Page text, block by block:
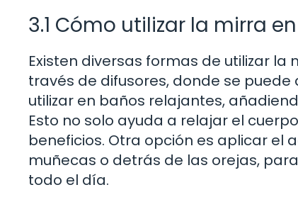
3.1 Cómo utilizar la mirra
Existen diversas formas de utilizar
través de difusores, donde se
utilizar en baños relajantes,
Esto no solo ayuda a relajar el
beneficios. Otra opción es aplicar el
muñecas o detrás de las orejas,
todo el día.